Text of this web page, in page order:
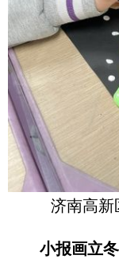
济南高新
小报画立冬